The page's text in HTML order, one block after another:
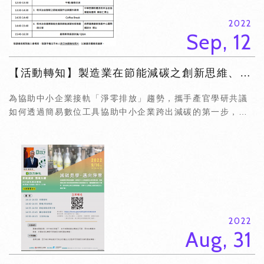
2022
Sep, 12
【活動轉知】製造業在節能減碳之創新思維、作法與案例
為協助中小企業接軌「淨零排放」趨勢，攜手產官學研共議
如何透過簡易數位工具協助中小企業跨出減碳的第一步，落
2022
Aug, 31